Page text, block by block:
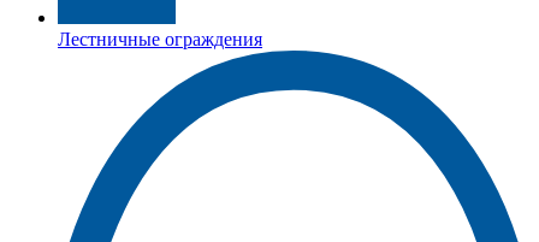
Лестничные ограждения